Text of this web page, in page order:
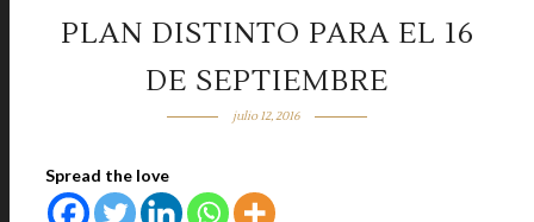
PLAN DISTINTO PARA EL 16
DE SEPTIEMBRE
julio 12, 2016
Spread the love